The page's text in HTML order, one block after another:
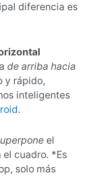
diferencia es
de arriba hacia
y rápido,
inteligentes
.
el
cuadro. *Es
solo más